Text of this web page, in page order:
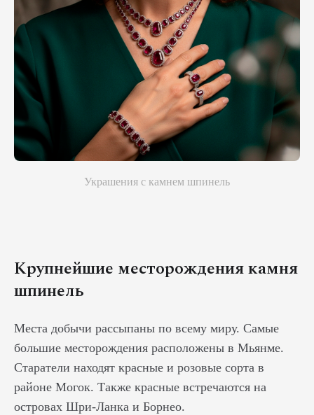
Украшения с камнем шпинель
Крупнейшие месторождения камня
шпинель
Места добычи рассыпаны по всему миру. Самые
большие месторождения расположены в Мьянме.
Старатели находят красные и розовые сорта в
районе Могок. Также красные встречаются на
островах Шри-Ланка и Борнео.